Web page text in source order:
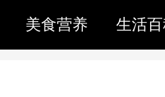
美食营养 生活